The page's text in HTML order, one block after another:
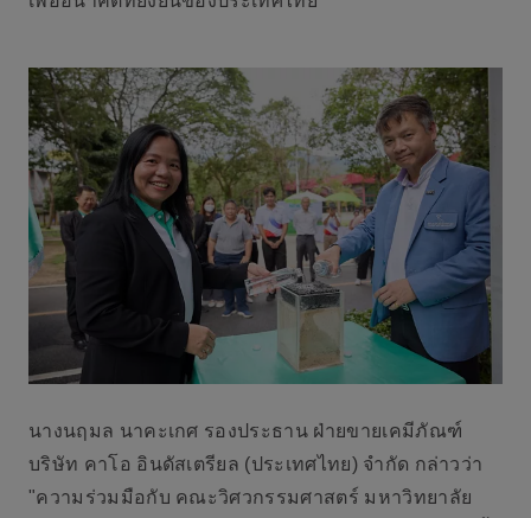
นางนฤมล นาคะเกศ รองประธาน ฝ่ายขายเคมีภัณฑ์
บริษัท คาโอ อินดัสเตรียล (ประเทศไทย) จำกัด กล่าวว่า
"ความร่วมมือกับ คณะวิศวกรรมศาสตร์ มหาวิทยาลัย